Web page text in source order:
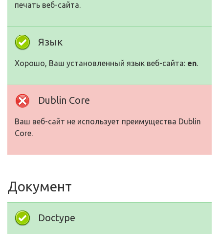
печать веб-сайта.
Язык
Хорошо, Ваш установленный язык веб-сайта: en.
Dublin Core
Ваш веб-сайт не использует преимущества Dublin
Core.
Документ
Doctype